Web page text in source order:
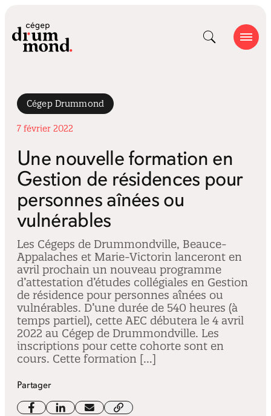
Cégep Drummond
7 février 2022
Une nouvelle formation en
Gestion de résidences pour
personnes aînées ou
vulnérables
Les Cégeps de Drummondville, Beauce-
Appalaches et Marie-Victorin lanceront en
avril prochain un nouveau programme
d’attestation d’études collégiales en Gestion
de résidence pour personnes aînées ou
vulnérables. D’une durée de 540 heures (à
temps partiel), cette AEC débutera le 4 avril
2022 au Cégep de Drummondville. Les
inscriptions pour cette cohorte sont en
cours. Cette formation […]
Partager